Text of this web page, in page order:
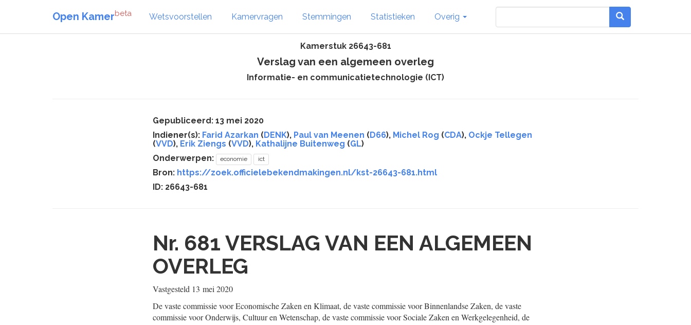
Open Kamerbeta Wetsvoorstellen Kamervragen Stemmingen Statistieken Overig
Kamerstuk 26643-681
Verslag van een algemeen overleg
Informatie- en communicatietechnologie (ICT)
Gepubliceerd: 13 mei 2020
Indiener(s): Farid Azarkan (DENK), Paul van Meenen (D66), Michel Rog (CDA), Ockje Tellegen
(VVD), Erik Ziengs (VVD), Kathalijne Buitenweg (GL)
Onderwerpen:
economie ict
Bron: https://zoek.officielebekendmakingen.nl/kst-26643-681.html
ID: 26643-681
Nr. 681 VERSLAG VAN EEN ALGEMEEN
OVERLEG
Vastgesteld 13 mei 2020
De vaste commissie voor Economische Zaken en Klimaat, de vaste commissie voor Binnenlandse Zaken, de vaste
commissie voor Onderwijs, Cultuur en Wetenschap, de vaste commissie voor Sociale Zaken en Werkgelegenheid, de